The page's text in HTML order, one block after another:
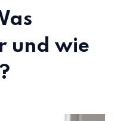
und wie